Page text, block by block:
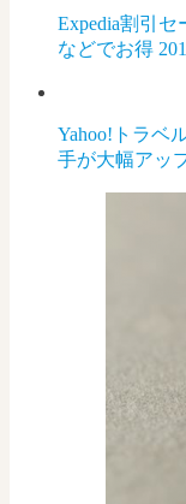
Expedia割引
などでお得
Yahoo!トラベ
手が大幅アッ